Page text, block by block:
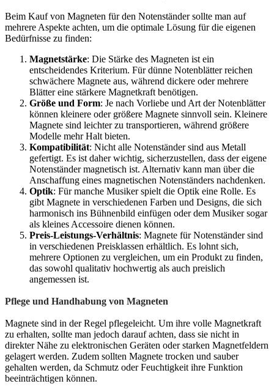
Beim Kauf von Magneten für den Notenständer sollte man auf
mehrere Aspekte achten, um die optimale Lösung für die eigenen
Bedürfnisse zu finden:
Magnetstärke: Die Stärke des Magneten ist ein
entscheidendes Kriterium. Für dünne Notenblätter reichen
schwächere Magnete aus, während dickere oder mehrere
Blätter eine stärkere Magnetkraft benötigen.
Größe und Form: Je nach Vorliebe und Art der Notenblätter
können kleinere oder größere Magnete sinnvoll sein. Kleinere
Magnete sind leichter zu transportieren, während größere
Modelle mehr Halt bieten.
Kompatibilität: Nicht alle Notenständer sind aus Metall
gefertigt. Es ist daher wichtig, sicherzustellen, dass der eigene
Notenständer magnetisch ist. Alternativ kann man über die
Anschaffung eines magnetischen Notenständers nachdenken.
Optik: Für manche Musiker spielt die Optik eine Rolle. Es
gibt Magnete in verschiedenen Farben und Designs, die sich
harmonisch ins Bühnenbild einfügen oder dem Musiker sogar
als kleines Accessoire dienen können.
Preis-Leistungs-Verhältnis: Magnete für Notenständer sind
in verschiedenen Preisklassen erhältlich. Es lohnt sich,
mehrere Optionen zu vergleichen, um ein Produkt zu finden,
das sowohl qualitativ hochwertig als auch preislich
angemessen ist.
Pflege und Handhabung von Magneten
Magnete sind in der Regel pflegeleicht. Um ihre volle Magnetkraft
zu erhalten, sollte man jedoch darauf achten, dass sie nicht in
direkter Nähe zu elektronischen Geräten oder starken Magnetfeldern
gelagert werden. Zudem sollten Magnete trocken und sauber
gehalten werden, da Schmutz oder Feuchtigkeit ihre Funktion
beeinträchtigen können.